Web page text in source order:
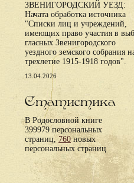
ЗВЕНИГОРОДСКИЙ УЕЗД:
Начата обработка источника
"Списки лиц и учреждений,
имеющих право участия в
гласных Звенигородского
уездного земского собрания
трехлетие 1915-1918 годов".
13.04.2026
Статистика
В Родословной книге
399979 персональных
страниц, 760новых
персональных страниц